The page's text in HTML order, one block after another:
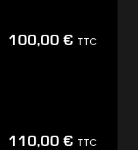
100,00 € TTC
110,00 € TTC